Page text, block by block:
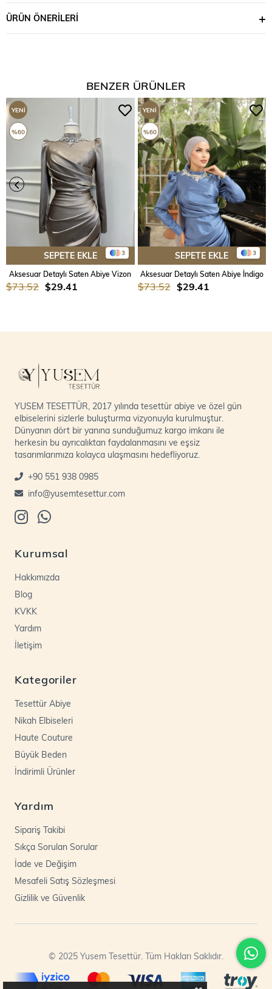
ÜRÜN ÖNERILERI
BENZER ÜRÜNLER
3
SEPETE EKLE
Aksesuar Detaylı Saten Abiye Vizon
$29.41
$73.52
YENI
ÜRÜN
%60
3
SEPETE EKLE
Aksesuar Detaylı Saten Abiye İndigo
$29.41
$73.52
YENI
ÜRÜN
%60
YUSEM TESETTÜR, 2017 yılında tesettür abiye ve özel gün
elbiselerini sizlerle buluşturma vizyonuyla kurulmuştur.
Dünyanın dört bir yanına sunduğumuz kargo imkanı ile
herkesin bu ayrıcalıktan faydalanmasını ve eşsiz
tasarımlarımıza kolayca ulaşmasını hedefliyoruz.
+90 551 938 0985
info@yusemtesettur.com
Kurumsal
Hakkımızda
Blog
KVKK
Yardım
İletişim
Kategoriler
Tesettür Abiye
Nikah Elbiseleri
Haute Couture
Büyük Beden
İndirimli Ürünler
Yardım
Sipariş Takibi
Sıkça Sorulan Sorular
İade ve Değişim
Mesafeli Satış Sözleşmesi
Gizlilik ve Güvenlik
© 2025 Yusem Tesettür. Tüm Hakları Saklıdır.